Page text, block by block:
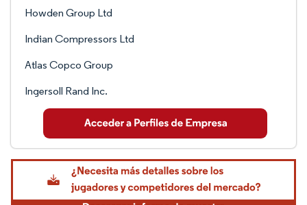
Howden Group Ltd
Indian Compressors Ltd
Atlas Copco Group
Ingersoll Rand Inc.